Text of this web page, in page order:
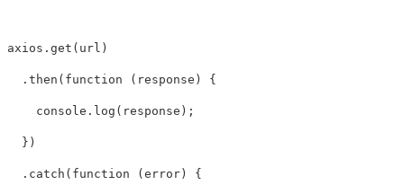
axios . get ( url )
. then ( function ( response ) {
console . log ( response );
})
. catch ( function ( error ) {